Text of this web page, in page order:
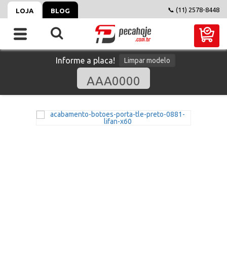
LOJA BLOG 📞 (11) 2578-8448
Informe a placa! Limpar modelo